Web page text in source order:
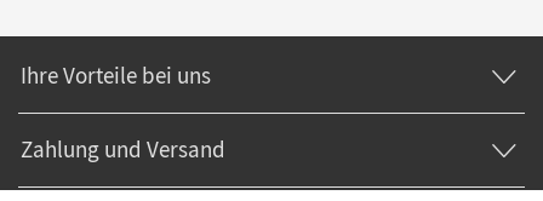
Ihre Vorteile bei uns
Zahlung und Versand